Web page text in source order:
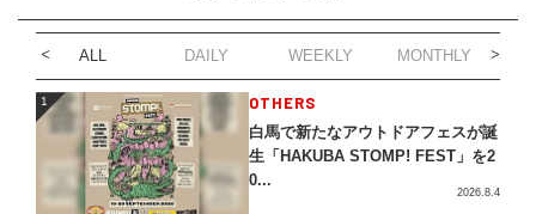
ALL DAILY WEEKLY MONTHLY
1 OTHERS
白馬で新たなアウトドアフェスが誕
生「HAKUBA STOMP! FEST」を2
0...
2026.8.4